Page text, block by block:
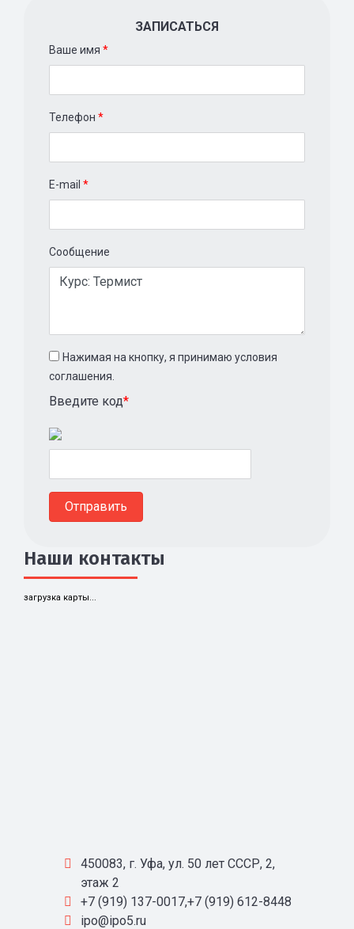
ЗАПИСАТЬСЯ
Ваше имя *
Телефон *
E-mail *
Сообщение
Нажимая на кнопку, я принимаю условия
соглашения.
Введите код*
Наши контакты
загрузка карты...
450083, г. Уфа, ул. 50 лет СССР, 2,
этаж 2
+7 (919) 137-0017,+7 (919) 612-8448
ipo@ipo5.ru